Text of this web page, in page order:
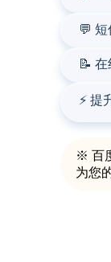
💬
📝
⚡ 提
※ 百
为您